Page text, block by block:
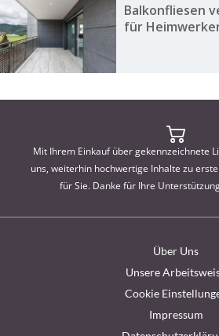
Balkonfliesen
für
Mit Ihrem Einkauf über gekennzeichnete
uns, weiterhin hochwertige Inhalte zu
für Sie. Danke für Ihre
Über Uns
Unsere
Cookie
Impressum